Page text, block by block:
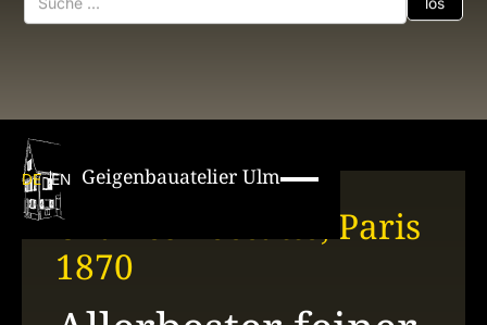
DE EN Geigenbauatelier Ulm
Charles Peccatte, Paris
1870